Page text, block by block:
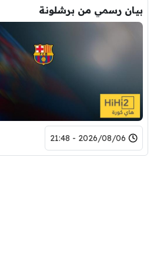
بيان رسمي من برشلونة
2026/08/06 - 21:48